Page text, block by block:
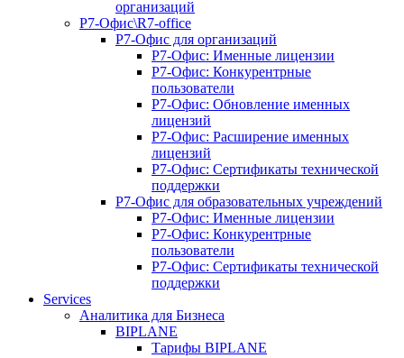
организаций
Р7-Офис\R7-office
Р7-Офис для организаций
Р7-Офис: Именные лицензии
Р7-Офис: Конкурентрные
пользователи
Р7-Офис: Обновление именных
лицензий
Р7-Офис: Расширение именных
лицензий
Р7-Офис: Сертификаты технической
поддержки
Р7-Офис для образовательных учреждений
Р7-Офис: Именные лицензии
Р7-Офис: Конкурентрные
пользователи
Р7-Офис: Сертификаты технической
поддержки
Services
Аналитика для Бизнеса
BIPLANE
Тарифы BIPLANE